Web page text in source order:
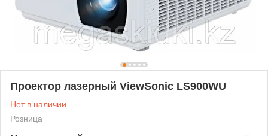
Проектор лазерный ViewSonic LS900WU
Нет в наличии
Розница